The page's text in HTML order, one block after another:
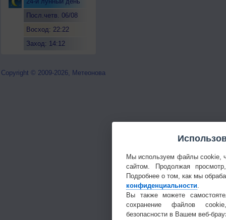
Посл.четв. 06/08
Восход: 22:22
Заход: 14:12
Copyright © 2009-2026, Метеонова
Мы используем файлы cookie,
сайтом. Продолжая
Подробнее о том, как мы
конфиденциальности
Вы также можете
сохранение файлов
безопасности в Вашем веб-